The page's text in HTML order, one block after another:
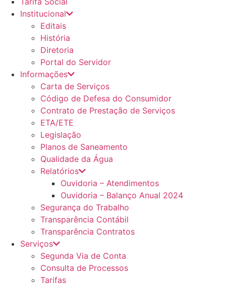
Institucional
Editais
História
Diretoria
Portal do Servidor
Informações
Carta de Serviços
Código de Defesa do Consumidor
Contrato de Prestação de Serviços
ETA/ETE
Legislação
Planos de Saneamento
Qualidade da Água
Relatórios
Ouvidoria – Atendimentos
Ouvidoria – Balanço Anual 2024
Segurança do Trabalho
Transparência Contábil
Transparência Contratos
Serviços
Segunda Via de Conta
Consulta de Processos
Tarifas